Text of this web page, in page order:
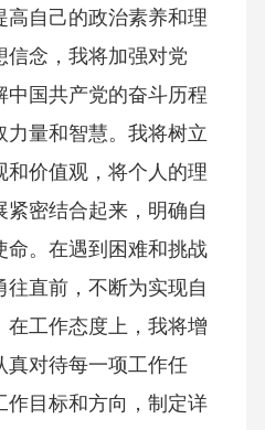
高自己的政治素养和理
信念，我将加强对党
中国共产党的奋斗历程
力量和智慧。我将树立
和价值观，将个人的理
密结合起来，明确自
命。在遇到困难和挑战
直前，不断为实现自
在工作态度上，我将增
真对待每一项工作任
作目标和方向，制定详